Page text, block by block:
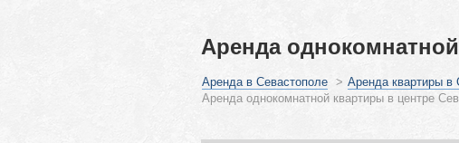
Аренда
Аренда в Севастополе > Аренда квартиры в
Аренда однокомнатной квартиры в центре